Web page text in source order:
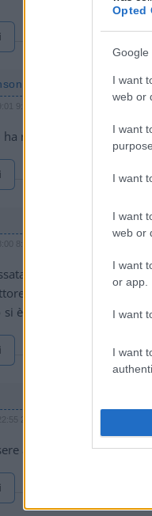
Opted
Google
I want
web or
I want
I want
I want
web or
I want
or app.
I want
I want
9:01
ha rotto i mar**** basta
8:00
in sordina:il
dissidente sansal
è trattato,stavolta sì, di
22:55
ancora a scuola !